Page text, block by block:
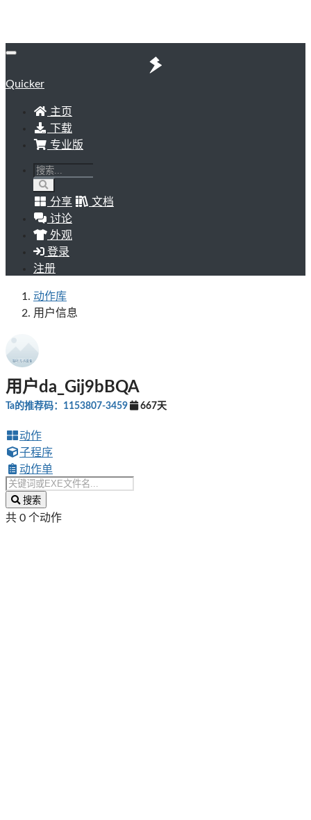
Quicker
主页
下载
专业版
分享
文档
讨论
外观
登录
注册
动作库
用户信息
用户da_Gij9bBQA
Ta的推荐码：1153807-3459 667天
动作
子程序
动作单
搜索
共 0 个动作